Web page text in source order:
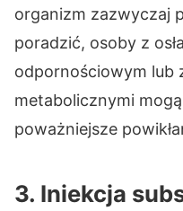
organizm zazwyczaj
poradzić, osoby z
odpornościowym lub
metabolicznymi
poważniejsze
3. Iniekcja